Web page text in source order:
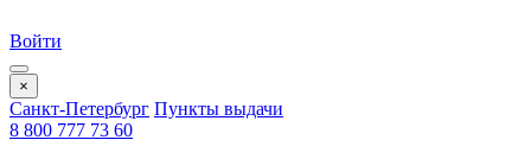
Войти
×
Санкт-Петербург Пункты выдачи
8 800 777 73 60